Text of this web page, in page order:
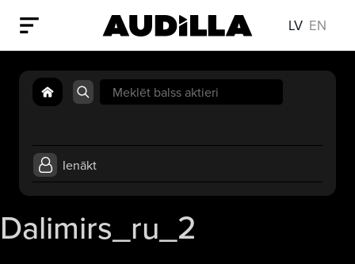
LV EN
Search
for:
Ienākt
Dalimirs_ru_2